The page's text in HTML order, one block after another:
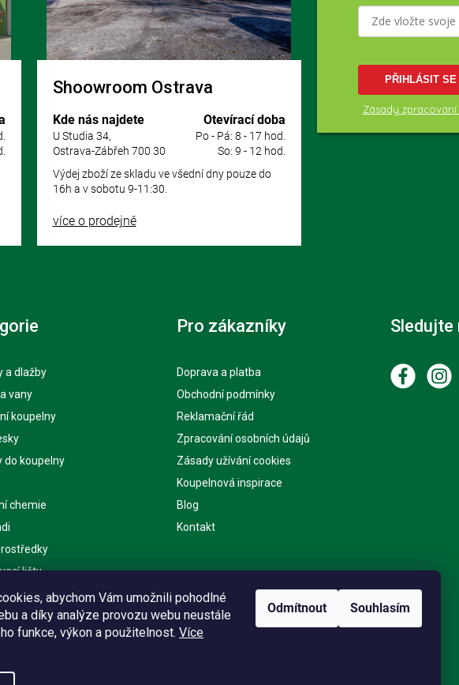
abychom Vám umožnili pohodlné
a díky analýze provozu webu neustále
funkce, výkon a použitelnost. Více
Odmítnout Souhlasím
Shoowroom Ostrava
Kde nás najdete
U Studia 34,
Ostrava-Zábřeh 700 30
Otevírací doba
Po - Pá: 8 - 17 hod.
So: 9 - 12 hod.
Výdej zboží ze skladu ve všední dny pouze do
16h a v sobotu 9-11:30.
více o prodejně
PŘIHLÁSIT
Zásady
a dlažby
vany
koupelny
do koupelny
chemie
lišty
Pro zákazníky
Doprava a platba
Obchodní podmínky
Reklamační řád
Zpracování osobních údajů
Zásady užívání cookies
Koupelnová inspirace
Blog
Kontakt
Sledujte